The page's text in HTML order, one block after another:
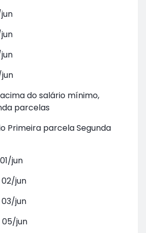
do salário mínimo,
parcelas
Primeira parcela Segunda
jun
jun
jun
jun